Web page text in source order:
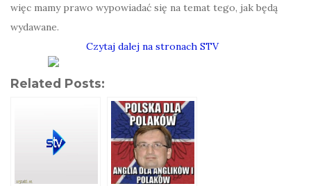
więc mamy prawo wypowiadać się na temat tego, jak będą
wydawane.
Czytaj dalej na stronach STV
Related Posts: